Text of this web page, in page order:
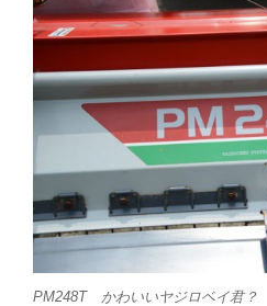
PM248T かわいいヤジロベイ君？